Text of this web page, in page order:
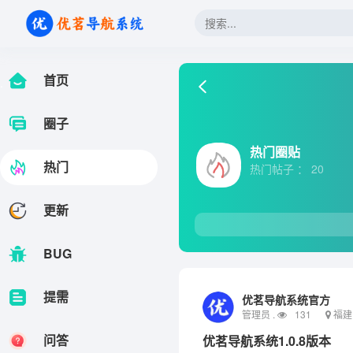
首页
圈子
热门
更新
BUG
提需
问答
热门圈贴
热门帖子 ： 20
优茗导航系统官方
管理员 . 131 福建
优茗导航系统1.0.8版本